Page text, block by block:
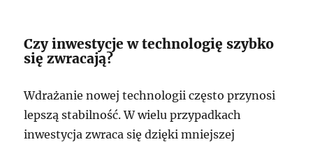
Czy inwestycje w technologię szybko
się zwracają?
Wdrażanie nowej technologii często przynosi
lepszą stabilność. W wielu przypadkach
inwestycja zwraca się dzięki mniejszej